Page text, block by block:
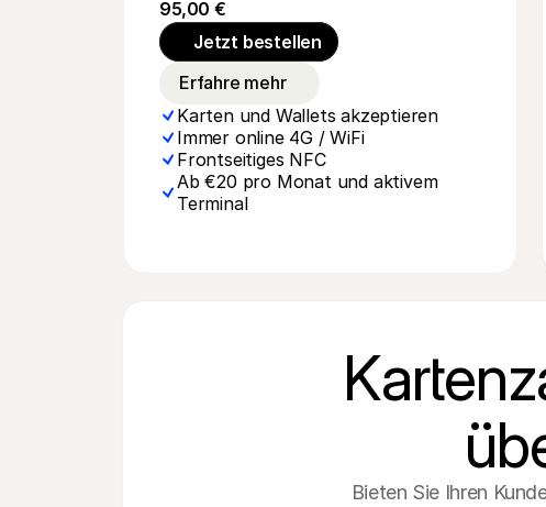
95,00 €
Jetzt bestellen
Erfahre mehr
Karten und Wallets akzeptieren
Immer online 4G / WiFi
Frontseitiges NFC
Ab €20 pro Monat und aktivem
Terminal
Bieten Sie Ihren